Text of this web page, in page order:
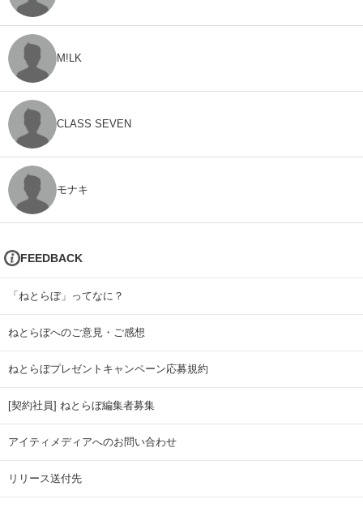
M!LK
CLASS SEVEN
モナキ
FEEDBACK
「ねとらぼ」ってなに？
ねとらぼへのご意見・ご感想
ねとらぼプレゼントキャンペーン応募規約
[契約社員] ねとらぼ編集者募集
アイティメディアへのお問い合わせ
リリース送付先